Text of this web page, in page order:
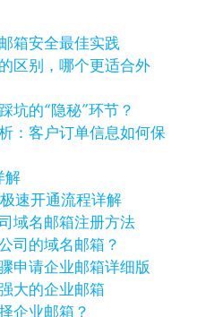
箱安全最佳实践
区别，哪个更适合外
坑的“隐秘”环节？
：客户订单信息如何保
解
速开通流程详解
域名邮箱注册方法
司的域名邮箱？
申请企业邮箱详细版
大的企业邮箱
企业邮箱？